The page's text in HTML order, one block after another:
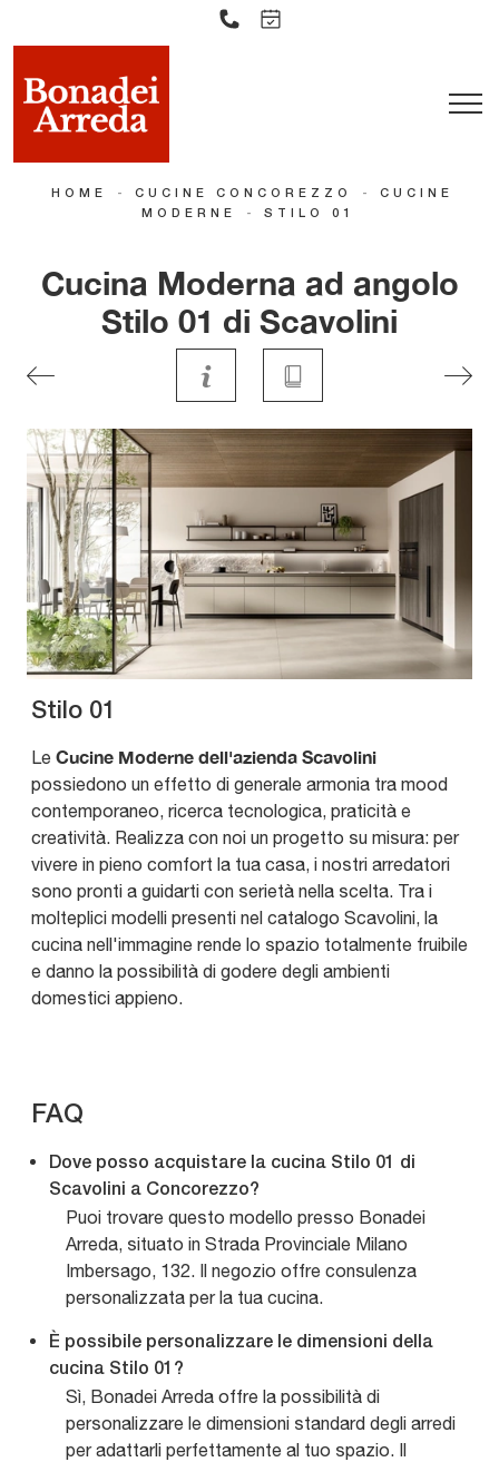
HOME - CUCINE CONCOREZZO -
CUCINE
MODERNE
- STILO 01
Cucina Moderna ad angolo
Stilo 01 di Scavolini
Stilo 01
Le Cucine Moderne dell'azienda Scavolini
possiedono un effetto di generale armonia tra mood
contemporaneo, ricerca tecnologica, praticità e
creatività. Realizza con noi un progetto su misura: per
vivere in pieno comfort la tua casa, i nostri arredatori
sono pronti a guidarti con serietà nella scelta. Tra i
molteplici modelli presenti nel catalogo Scavolini, la
cucina nell'immagine rende lo spazio totalmente fruibile
e danno la possibilità di godere degli ambienti
domestici appieno.
FAQ
Dove posso acquistare la cucina Stilo 01 di
Scavolini a Concorezzo?
Puoi trovare questo modello presso Bonadei
Arreda, situato in Strada Provinciale Milano
Imbersago, 132. Il negozio offre consulenza
personalizzata per la tua cucina.
È possibile personalizzare le dimensioni della
cucina Stilo 01?
Sì, Bonadei Arreda offre la possibilità di
personalizzare le dimensioni standard degli arredi
per adattarli perfettamente al tuo spazio. Il